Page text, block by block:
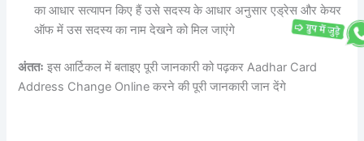
का आधार सत्यापन किए हैं उसे सदस्य के आधार अनुसार एड्रेस और केयर
ऑफ में उस सदस्य का नाम देखने को मिल जाएंगे
अंततः इस आर्टिकल में बताइए पूरी जानकारी को पढ़कर Aadhar Card
Address Change Online करने की पूरी जानकारी जान देंगे